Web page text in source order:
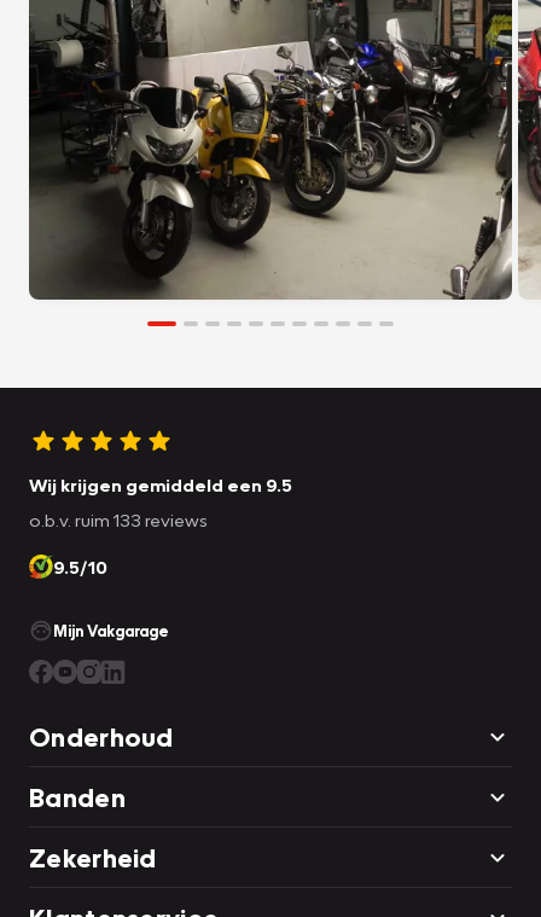
Wij krijgen gemiddeld een 9.5
o.b.v. ruim 133 reviews
9.5/10
Mijn Vakgarage
Onderhoud
Banden
Zekerheid